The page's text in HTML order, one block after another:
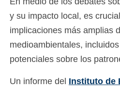
y su impacto local, es
implicaciones más amplias
medioambientales,
potenciales sobre los
Un informe del Instituto de